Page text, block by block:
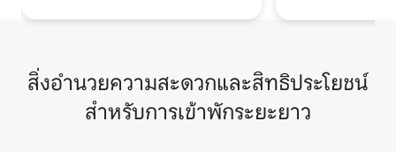
สิ่งอำนวยความสะดวกและสิทธิประโยชน์
สำหรับการเข้าพักระยะยาว